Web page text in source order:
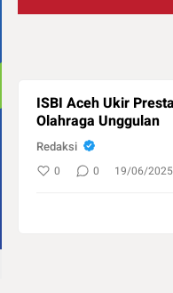
ISBI Aceh Ukir
Olahraga Unggulan
Redaksi
0 0 19/06/2025